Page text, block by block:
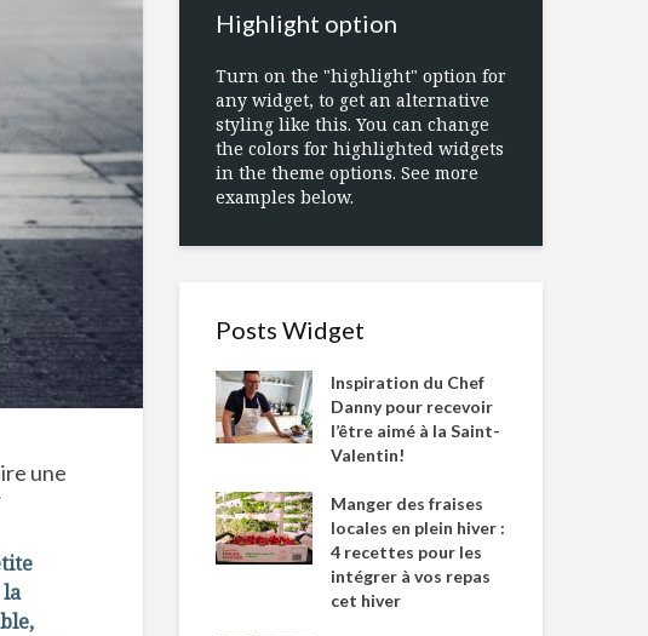
une
Highlight option
Turn on the "highlight" option for
any widget, to get an alternative
styling like this. You can change
the colors for highlighted widgets
in the theme options. See more
examples below.
Posts Widget
Inspiration du Chef
Danny pour recevoir
l’être aimé à la Saint-
Valentin!
Manger des fraises
locales en plein hiver :
4 recettes pour les
intégrer à vos repas
cet hiver